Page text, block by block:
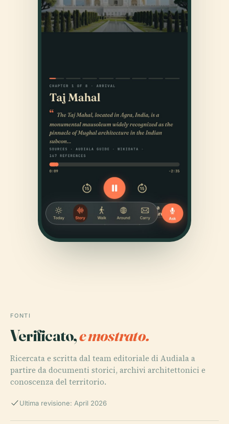
FONTI
Verificato,e mostrato.
Ricercata e scritta dal team editoriale di Audiala a
partire da documenti storici, archivi architettonici e
conoscenza del territorio.
Ultima revisione: April 2026